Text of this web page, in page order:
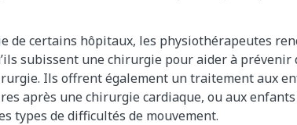
de certains hôpitaux, les physiothérapeutes
subissent une chirurgie pour aider à prévenir
Ils offrent également un traitement aux
après une chirurgie cardiaque, ou aux
types de difficultés de mouvement.